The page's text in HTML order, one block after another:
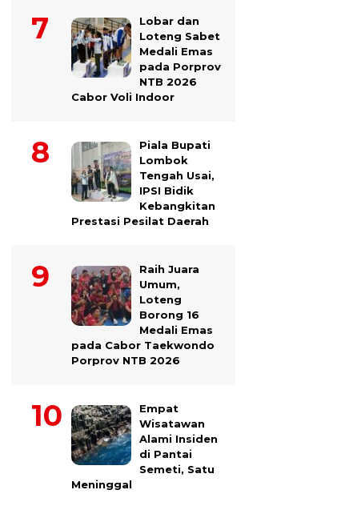
Lobar dan
Loteng Sabet
Medali Emas
pada Porprov
NTB 2026
Cabor Voli Indoor
Piala Bupati
Lombok
Tengah Usai,
IPSI Bidik
Kebangkitan
Prestasi Pesilat Daerah
Raih Juara
Umum,
Loteng
Borong 16
Medali Emas
pada Cabor Taekwondo
Porprov NTB 2026
Empat
Wisatawan
Alami Insiden
di Pantai
Semeti, Satu
Meninggal